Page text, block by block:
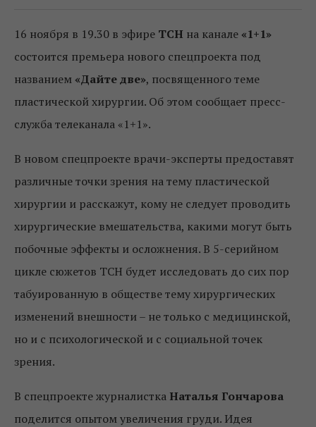
16 ноября в 19.30 в эфире ТСН на канале «1+1»
состоится премьера нового спецпроекта под
названием «Дайте две», посвященного теме
пластической хирургии. Об этом сообщает пресс-
служба телеканала «1+1».
В новом спецпроекте врачи-эксперты предоставят
различные точки зрения на тему пластической
хирургии и расскажут, кому не следует проводить
хирургические вмешательства, какими могут быть
побочные эффекты и осложнения. В 5-серийном
цикле сюжетов ТСН будет исследовать до сих пор
табуированную в обществе тему хирургических
изменений внешности – не только с медицинской,
но и с психологической и с социальной точек
зрения.
В спецпроекте журналистка Наталья Гончарова
поделится опытом увеличения груди. Идея